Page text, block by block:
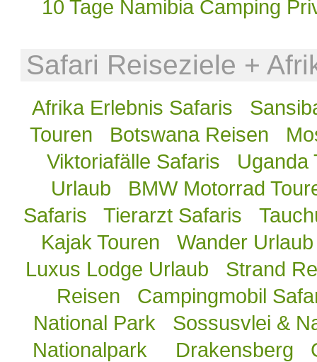
10 Tage Namibia Camping
Safari Reiseziele +
Afrika Erlebnis Safaris
Touren
Botswana Reisen
Viktoriafälle Safaris
Uganda
Urlaub
BMW Motorrad
Safaris
Tierarzt Safaris
Kajak Touren
Wander Urlaub
Luxus Lodge Urlaub
Strand
Reisen
Campingmobil
National Park
Sossusvlei &
Nationalpark
Drakensberg